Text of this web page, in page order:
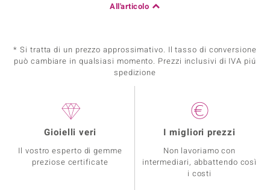
All'articolo
* Si tratta di un prezzo approssimativo. Il tasso di conversione
può cambiare in qualsiasi momento. Prezzi inclusivi di IVA piú
spedizione
Gioielli veri
Il vostro esperto di gemme
preziose certificate
I migliori prezzi
Non lavoriamo con
intermediari, abbattendo così
i costi